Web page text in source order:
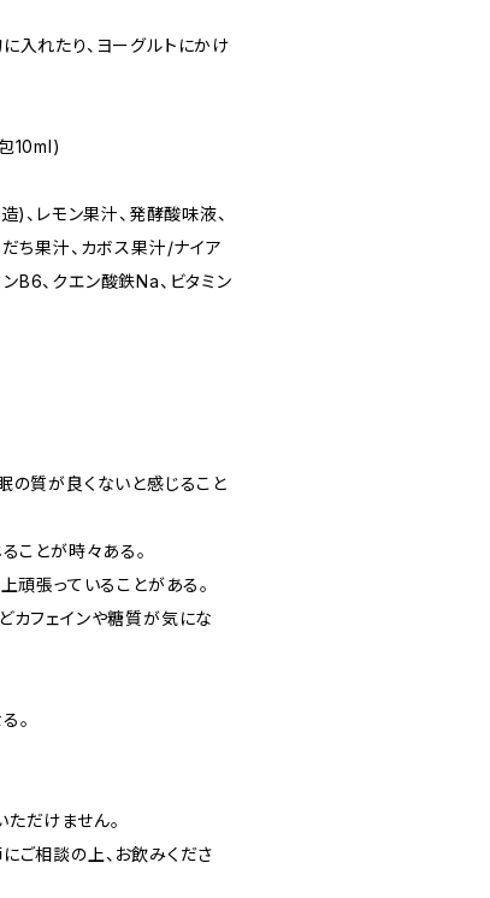
入れたり、ヨーグルトにかけ
10ml)
)、レモン果汁、発酵酸味液、
ち果汁、カボス果汁/ナイア
ンB6、クエン酸鉄Na、ビタミン
質が良くないと感じること
ことが時々ある。
頑張っていることがある。
カフェインや糖質が気にな
。
だけません。
相談の上、お飲みくださ